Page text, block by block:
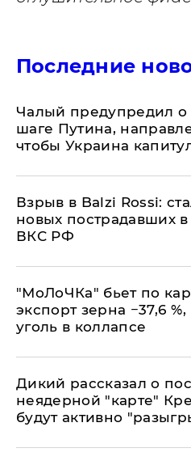
Последние
Чалый предупредил
шаге Путина,
чтобы Украина
Взрыв в Balzi Rossi:
новых пострадавших
ВКС РФ
​"МоЛоЧКа" бьет по
экспорт зерна −37,6
уголь в коллапсе
Дикий рассказал о
неядерной "карте"
будут активно